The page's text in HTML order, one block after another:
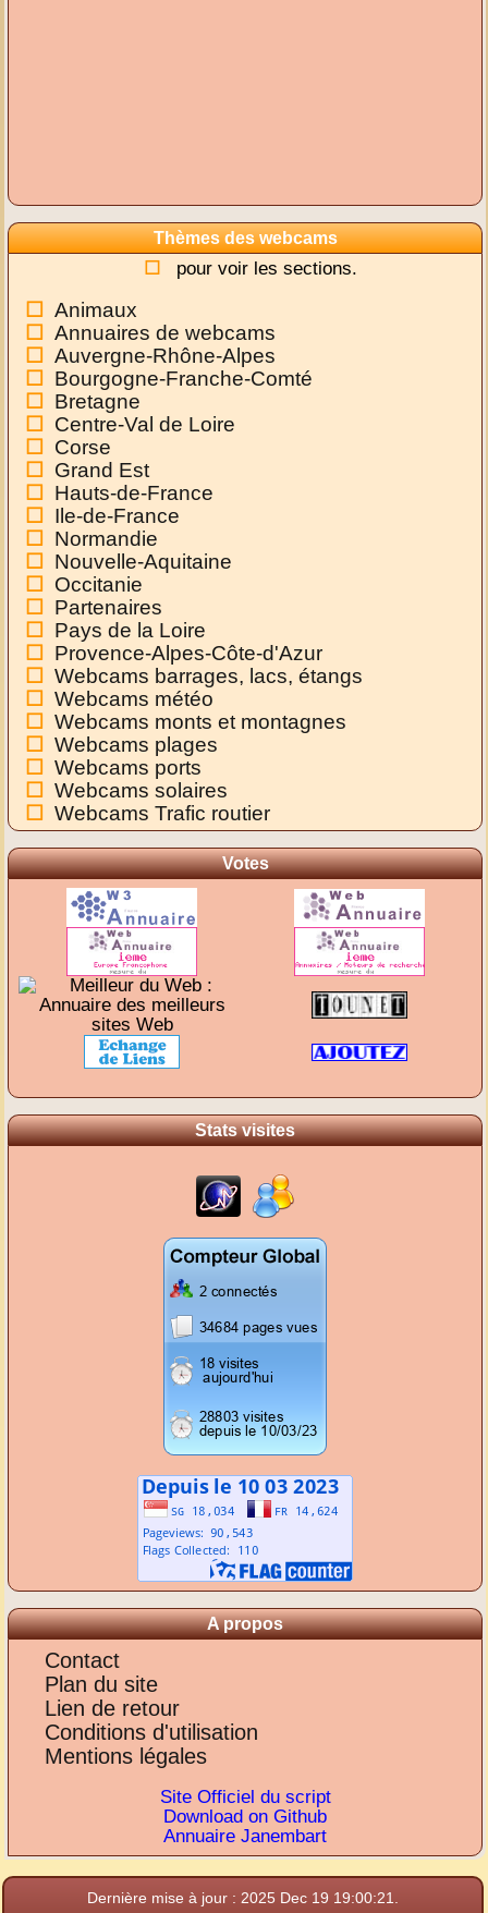
Thèmes des webcams
pour voir les sections.
Animaux
Annuaires de webcams
Auvergne-Rhône-Alpes
Bourgogne-Franche-Comté
Bretagne
Centre-Val de Loire
Corse
Grand Est
Hauts-de-France
Ile-de-France
Normandie
Nouvelle-Aquitaine
Occitanie
Partenaires
Pays de la Loire
Provence-Alpes-Côte-d'Azur
Webcams barrages, lacs, étangs
Webcams météo
Webcams monts et montagnes
Webcams plages
Webcams ports
Webcams solaires
Webcams Trafic routier
Votes
Stats visites
A propos
Contact
Plan du site
Lien de retour
Conditions d'utilisation
Mentions légales
Site Officiel du script
Download on Github
Annuaire Janembart
Dernière mise à jour : 2025 Dec 19 19:00:21.